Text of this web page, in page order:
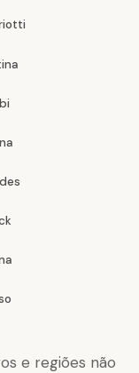
e regiões não